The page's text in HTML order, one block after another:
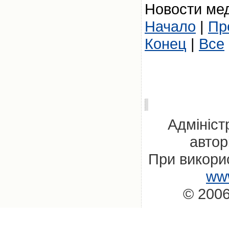
Новости
Начало |
Конец | Все
При
©